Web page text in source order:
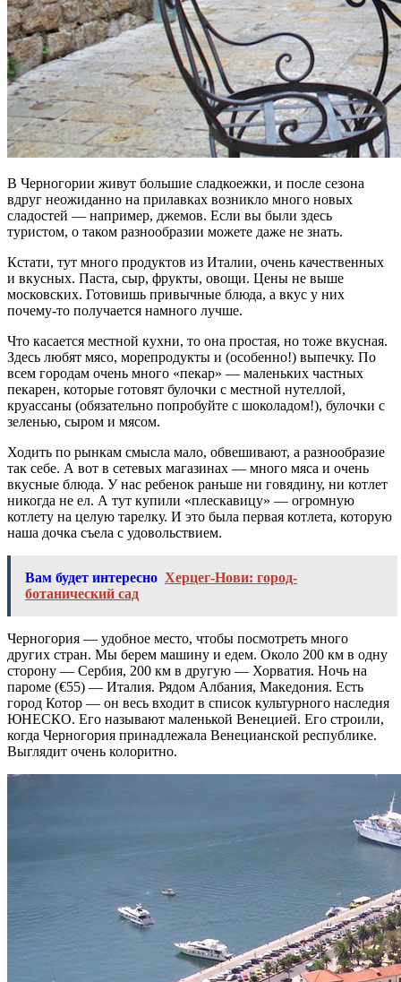
В Черногории живут большие сладкоежки, и после сезона
вдруг неожиданно на прилавках возникло много новых
сладостей — например, джемов. Если вы были здесь
туристом, о таком разнообразии можете даже не знать.
Кстати, тут много продуктов из Италии, очень качественных
и вкусных. Паста, сыр, фрукты, овощи. Цены не выше
московских. Готовишь привычные блюда, а вкус у них
почему-то получается намного лучше.
Что касается местной кухни, то она простая, но тоже вкусная.
Здесь любят мясо, морепродукты и (особенно!) выпечку. По
всем городам очень много «пекар» — маленьких частных
пекарен, которые готовят булочки с местной нутеллой,
круассаны (обязательно попробуйте с шоколадом!), булочки с
зеленью, сыром и мясом.
Ходить по рынкам смысла мало, обвешивают, а разнообразие
так себе. А вот в сетевых магазинах — много мяса и очень
вкусные блюда. У нас ребенок раньше ни говядину, ни котлет
никогда не ел. А тут купили «плескавицу» — огромную
котлету на целую тарелку. И это была первая котлета, которую
наша дочка съела с удовольствием.
Вам будет интересно Херцег-Нови: город-
ботанический сад
Черногория — удобное место, чтобы посмотреть много
других стран. Мы берем машину и едем. Около 200 км в одну
сторону — Сербия, 200 км в другую — Хорватия. Ночь на
пароме (€55) — Италия. Рядом Албания, Македония. Есть
город Котор — он весь входит в список культурного наследия
ЮНЕСКО. Его называют маленькой Венецией. Его строили,
когда Черногория принадлежала Венецианской республике.
Выглядит очень колоритно.